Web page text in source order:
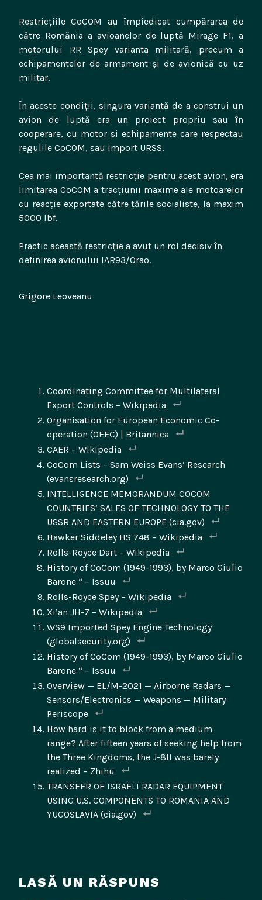
Restricțiile CoCOM au împiedicat cumpărarea de
către Romănia a avioanelor de luptă Mirage F1, a
motorului RR Spey varianta militară, precum a
echipamentelor de armament și de avionică cu uz
militar.
În aceste condiții, singura variantă de a construi un
avion de luptă era un proiect propriu sau în
cooperare, cu motor si echipamente care respectau
regulile CoCOM, sau import URSS.
Cea mai importantă restricție pentru acest avion, era
limitarea CoCOM a tracțiunii maxime ale motoarelor
cu reacție exportate către țările socialiste, la maxim
5000 lbf.
Practic această restricție a avut un rol decisiv în
definirea avionului IAR93/Orao.
Grigore Leoveanu
Coordinating Committee for Multilateral
Export Controls – Wikipedia
Organisation for European Economic Co-
operation (OEEC) | Britannica
CAER – Wikipedia
CoCom Lists – Sam Weiss Evans’ Research
(evansresearch.org)
INTELLIGENCE MEMORANDUM COCOM
COUNTRIES’ SALES OF TECHNOLOGY TO THE
USSR AND EASTERN EUROPE (cia.gov)
Hawker Siddeley HS 748 – Wikipedia
Rolls-Royce Dart – Wikipedia
History of CoCom (1949-1993), by Marco Giulio
Barone “ – Issuu
Rolls-Royce Spey – Wikipedia
Xi’an JH-7 – Wikipedia
WS9 Imported Spey Engine Technology
(globalsecurity.org)
History of CoCom (1949-1993), by Marco Giulio
Barone “ – Issuu
Overview — EL/M-2021 — Airborne Radars —
Sensors/Electronics — Weapons — Military
Periscope
How hard is it to block from a medium
range? After fifteen years of seeking help from
the Three Kingdoms, the J-8II was barely
realized – Zhihu
TRANSFER OF ISRAELI RADAR EQUIPMENT
USING U.S. COMPONENTS TO ROMANIA AND
YUGOSLAVIA (cia.gov)
LASĂ UN RĂSPUNS